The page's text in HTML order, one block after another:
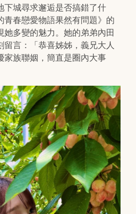
下城尋求邂逅是否搞錯了什
青春戀愛物語果然有問題》的
她多變的魅力。她的弟弟內田
留言：「恭喜姊姊，義兄大人
家族聯姻，簡直是圈內大事